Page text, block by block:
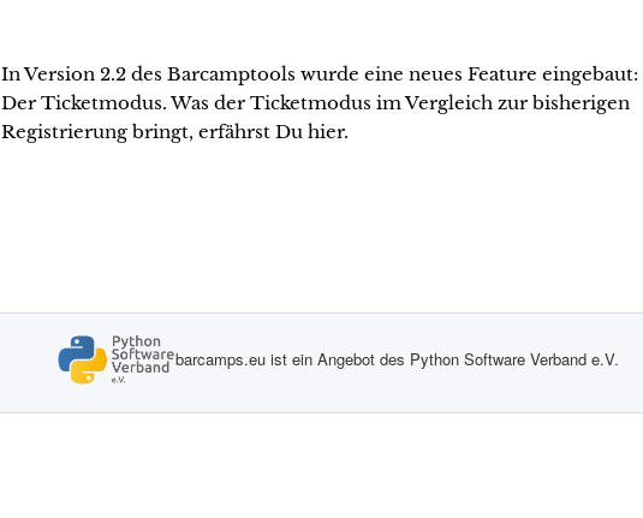
In Version 2.2 des Barcamptools wurde eine neues Feature eingebaut:
Der Ticketmodus. Was der Ticketmodus im Vergleich zur bisherigen
Registrierung bringt, erfährst Du hier.
barcamps.eu ist ein Angebot des Python Software Verband e.V.